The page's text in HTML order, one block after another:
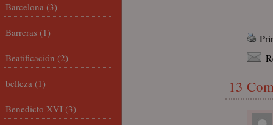
13
Barcelona (3)
Barreras (1)
Beatificación (2)
belleza (1)
Benedicto XVI (3)